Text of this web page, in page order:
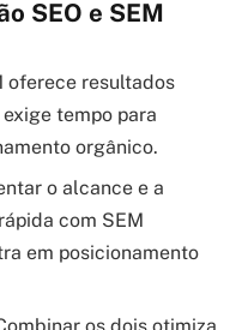
SEO e SEM
oferece resultados
tempo para
orgânico.
o alcance e a
com SEM
em posicionamento